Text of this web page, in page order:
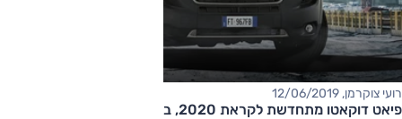
רועי צוקרמן, 12/06/2019
פיאט דוקאטו מתחדשת לקראת 2020, בדרך גם לישראל